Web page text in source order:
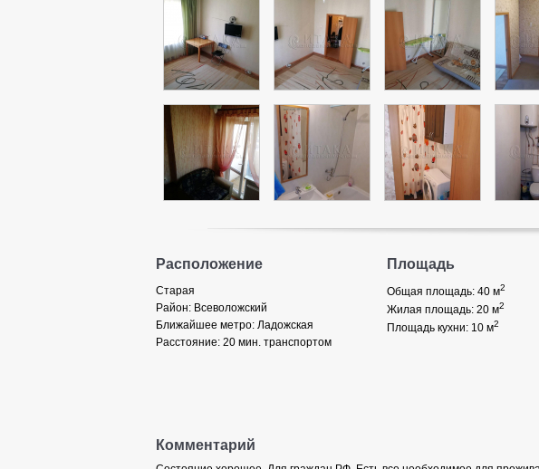
Расположение
Старая
Район: Всеволожский
Ближайшее метро: Ладожская
Расстояние: 20 мин. транспортом
Площадь
Общая площадь: 40 м2
Жилая площадь: 20 м2
Площадь кухни: 10 м2
Комментарий